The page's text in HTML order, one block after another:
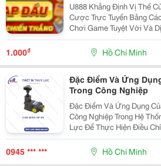
U888 Khẳng Định Vị Thế
Cược Trực Tuyến Bằng
Chơi Game Tuyệt Vời Và
Nghiệp Nhất. Với Danh
Bài, Poker Đảm Bảo Bạn
Thú Vị...
1.000₫ Hồ Chí Minh
Đặc Điểm Và Ứng
Trong Công Nghiệp
Đặc Điểm Và Ứng Dụng
Công Nghiệp Trong Hệ Thống Điều Khiển Bằng Thủy
Lực Để Thực Hiện Điều
(Tăng Hoặc Giảm) Trong
Suất Làm Việc, Bảo Vệ
0945 *** *** Hồ Chí Minh